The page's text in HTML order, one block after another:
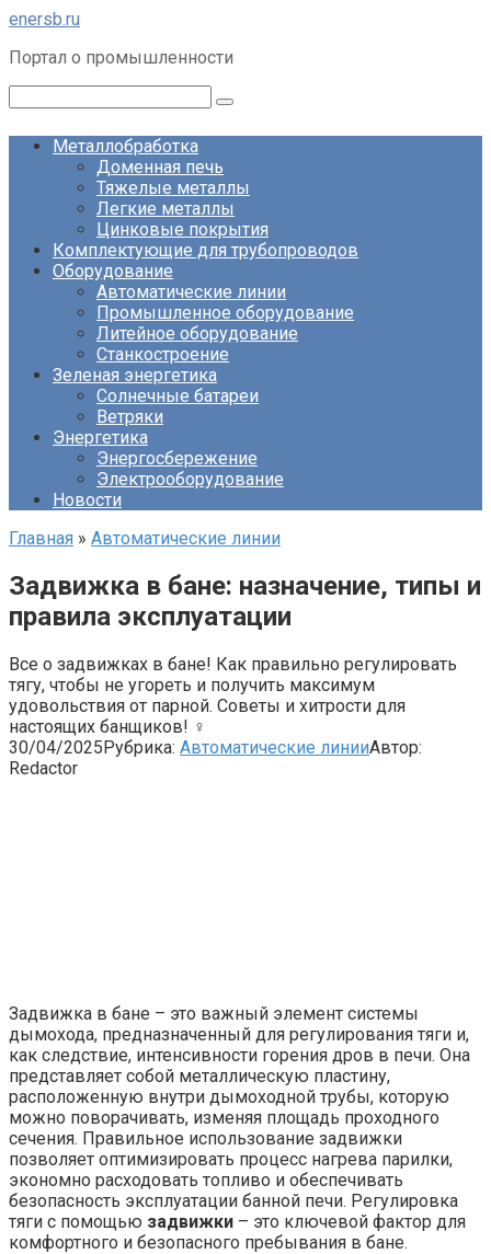
Перейти
контенту
enersb.ru
Портал о промышленности
Металлобработка
Доменная печь
Тяжелые металлы
Легкие металлы
Цинковые покрытия
Комплектующие для трубопроводов
Оборудование
Автоматические линии
Промышленное оборудование
Литейное оборудование
Станкостроение
Зеленая энергетика
Солнечные батареи
Ветряки
Энергетика
Энергосбережение
Электрооборудование
Новости
Главная » Автоматические линии
Задвижка в бане: назначение, типы и
правила эксплуатации
Все о задвижках в бане! Как правильно регулировать
тягу, чтобы не угореть и получить максимум
удовольствия от парной. Советы и хитрости для
настоящих банщиков! ♀
30/04/2025Рубрика: Автоматические линииАвтор:
Redactor
Задвижка в бане – это важный элемент системы
дымохода, предназначенный для регулирования тяги и,
как следствие, интенсивности горения дров в печи. Она
представляет собой металлическую пластину,
расположенную внутри дымоходной трубы, которую
можно поворачивать, изменяя площадь проходного
сечения. Правильное использование задвижки
позволяет оптимизировать процесс нагрева парилки,
экономно расходовать топливо и обеспечивать
безопасность эксплуатации банной печи. Регулировка
тяги с помощью задвижки – это ключевой фактор для
комфортного и безопасного пребывания в бане.